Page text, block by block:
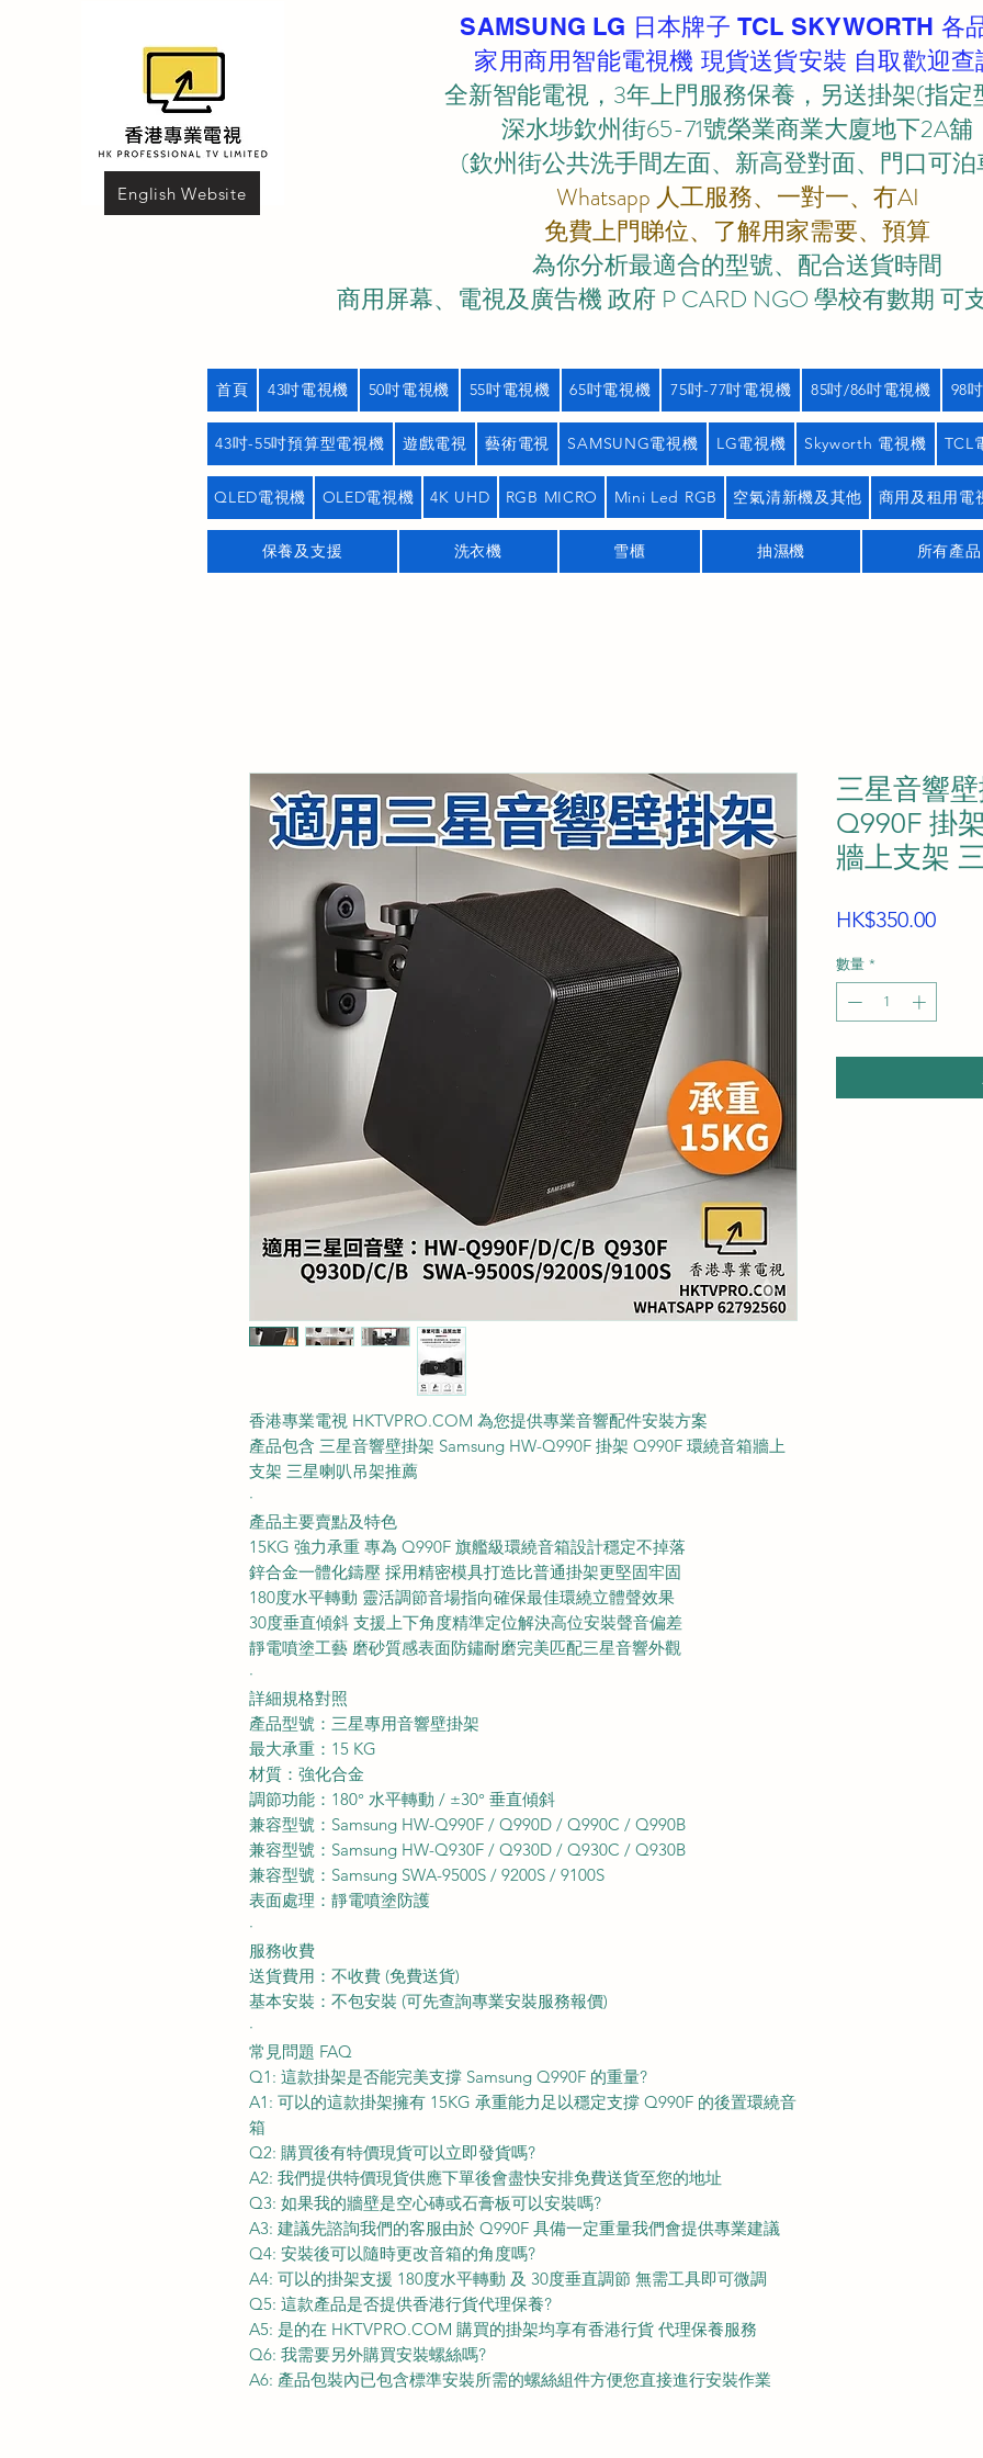
English Website
SAMSUNG LG 日本牌子 TCL SKYWORTH 各
家用商用智能電視機 現貨送貨安裝 自取歡迎查
全新智能電視，3年上門服務保養，另送掛架(指定
深水埗欽州街65-71號榮業商業大廈地下2A舖
(欽州街公共洗手間左面、新高登對面、門口可泊
Whatsapp 人工服務、一對一、冇AI
免費上門睇位、了解用家需要、預算
為你分析最適合的型號、配合送貨時間
商用屏幕、電視及廣告機 政府 P CARD NGO 學校有數期 可
首頁 43吋電視機 50吋電視機 55吋電視機 65吋電視機 75吋-77吋電視機 85吋/86吋電視機 98
43吋-55吋預算型電視機 遊戲電視 藝術電視 SAMSUNG電視機 LG電視機 Skyworth 電視機 TCL
QLED電視機 OLED電視機 4K UHD RGB MICRO Mini Led RGB 空氣清新機及其他 商用及租用電
保養及支援 洗衣機 雪櫃 抽濕機 所有產品
香港專業電視 HKTVPRO.COM 為您提供專業音響配件安裝方案
產品包含 三星音響壁掛架 Samsung HW-Q990F 掛架 Q990F 環繞音箱牆上
支架 三星喇叭吊架推薦
·
產品主要賣點及特色
15KG 強力承重 專為 Q990F 旗艦級環繞音箱設計穩定不掉落
鋅合金一體化鑄壓 採用精密模具打造比普通掛架更堅固牢固
180度水平轉動 靈活調節音場指向確保最佳環繞立體聲效果
30度垂直傾斜 支援上下角度精準定位解決高位安裝聲音偏差
靜電噴塗工藝 磨砂質感表面防鏽耐磨完美匹配三星音響外觀
·
詳細規格對照
產品型號：三星專用音響壁掛架
最大承重：15 KG
材質：強化合金
調節功能：180° 水平轉動 / ±30° 垂直傾斜
兼容型號：Samsung HW-Q990F / Q990D / Q990C / Q990B
兼容型號：Samsung HW-Q930F / Q930D / Q930C / Q930B
兼容型號：Samsung SWA-9500S / 9200S / 9100S
表面處理：靜電噴塗防護
·
服務收費
送貨費用：不收費 (免費送貨)
基本安裝：不包安裝 (可先查詢專業安裝服務報價)
·
常見問題 FAQ
Q1: 這款掛架是否能完美支撐 Samsung Q990F 的重量?
A1: 可以的這款掛架擁有 15KG 承重能力足以穩定支撐 Q990F 的後置環繞音
箱
Q2: 購買後有特價現貨可以立即發貨嗎?
A2: 我們提供特價現貨供應下單後會盡快安排免費送貨至您的地址
Q3: 如果我的牆壁是空心磚或石膏板可以安裝嗎?
A3: 建議先諮詢我們的客服由於 Q990F 具備一定重量我們會提供專業建議
Q4: 安裝後可以隨時更改音箱的角度嗎?
A4: 可以的掛架支援 180度水平轉動 及 30度垂直調節 無需工具即可微調
Q5: 這款產品是否提供香港行貨代理保養?
A5: 是的在 HKTVPRO.COM 購買的掛架均享有香港行貨 代理保養服務
Q6: 我需要另外購買安裝螺絲嗎?
A6: 產品包裝內已包含標準安裝所需的螺絲組件方便您直接進行安裝作業
三星音響
Q990F 掛
牆上支架
HK$350.00價
數量 *